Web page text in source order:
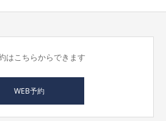
はこちらからできます
WEB予約